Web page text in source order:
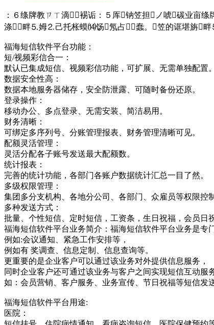
：６绦牌教ㄗㄒ滴裼诟：５厍钠笠担ノ唬碳业亩
涤畔⒌姆⒉己托枨蟆⒁饧氖占⒎蠢。笠的诓堪旃
福海短信软件平台功能：
短/视频彩信合一：
默认已集成短信、视频彩信功能，可扩展、无需单独配置。
数据安全性高：
数据本地服务器储存，安全防泄露、可随时备份还原。
登录操作：
移动办公、多点登录、无需安装、简洁易用。
财务清晰：
可绑定多序列号、分账管理报表、财务管理清晰可见。
配额灵活管理：
灵活分配各子账号发送最大配额数。
统计报表：
完善的统计功能，各部门各账户数据统计汇总一目了然。
多级权限管理：
集团多分支机构、各地分公司、各部门、众雇员等权限控
多种发送方式：
批量、个性短信、定时短信，工资条，生日祝福，会员日
福海短信软件平台业务简介：福海短信软件平台业务是专
例如:会议通知、紧急工作安排等，
例如有 奖调查、信息定制、信息查询等。
更重要的是企业客户可以通过该业务对外提供信息服务，
同时企业客户还可通过该业务与客户之间实现短信互动服
如：会员营销、客户服务、业务宣传、节日祝福等短信发
福海短信软件平台用途:
医院：